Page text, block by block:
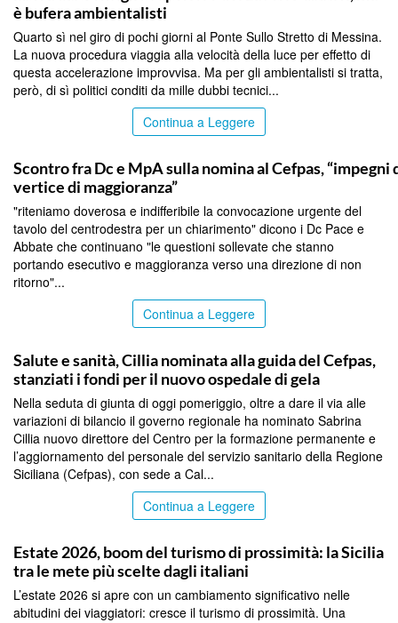
è bufera ambientalisti
Quarto sì nel giro di pochi giorni al Ponte Sullo Stretto di Messina.
La nuova procedura viaggia alla velocità della luce per effetto di
questa accelerazione improvvisa. Ma per gli ambientalisti si tratta,
però, di sì politici conditi da mille dubbi tecnici...
Continua a Leggere
Scontro fra Dc e MpA sulla nomina al Cefpas,
vertice di maggioranza”
"riteniamo doverosa e indifferibile la convocazione urgente del
tavolo del centrodestra per un chiarimento" dicono i Dc Pace e
Abbate che continuano "le questioni sollevate che stanno
portando esecutivo e maggioranza verso una direzione di non
ritorno"...
Continua a Leggere
Salute e sanità, Cillia nominata alla guida del Cefpas,
stanziati i fondi per il nuovo ospedale di gela
Nella seduta di giunta di oggi pomeriggio, oltre a dare il via alle
variazioni di bilancio il governo regionale ha nominato Sabrina
Cillia nuovo direttore del Centro per la formazione permanente e
l’aggiornamento del personale del servizio sanitario della Regione
Siciliana (Cefpas), con sede a Cal...
Continua a Leggere
Estate 2026, boom del turismo di prossimità: la Sicilia
tra le mete più scelte dagli italiani
L’estate 2026 si apre con un cambiamento significativo nelle
abitudini dei viaggiatori: cresce il turismo di prossimità. Una